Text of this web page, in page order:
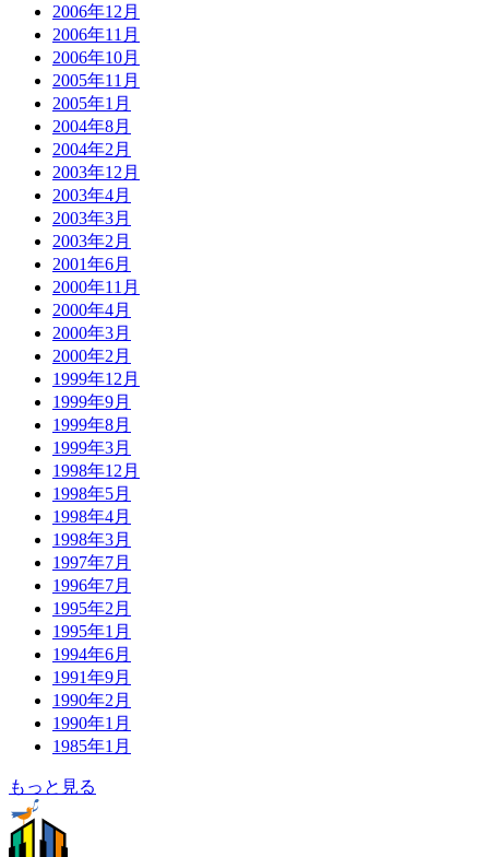
2006年12月
2006年11月
2006年10月
2005年11月
2005年1月
2004年8月
2004年2月
2003年12月
2003年4月
2003年3月
2003年2月
2001年6月
2000年11月
2000年4月
2000年3月
2000年2月
1999年12月
1999年9月
1999年8月
1999年3月
1998年12月
1998年5月
1998年4月
1998年3月
1997年7月
1996年7月
1995年2月
1995年1月
1994年6月
1991年9月
1990年2月
1990年1月
1985年1月
もっと見る